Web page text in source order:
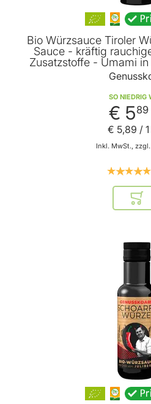
Bio Würzsauce Tiroler
Sauce - kräftig
Zusatzstoffe - Umami
SO NIEDRIG
€ 589
Inkl. MwSt., zzgl.
€ 5,89 /
In